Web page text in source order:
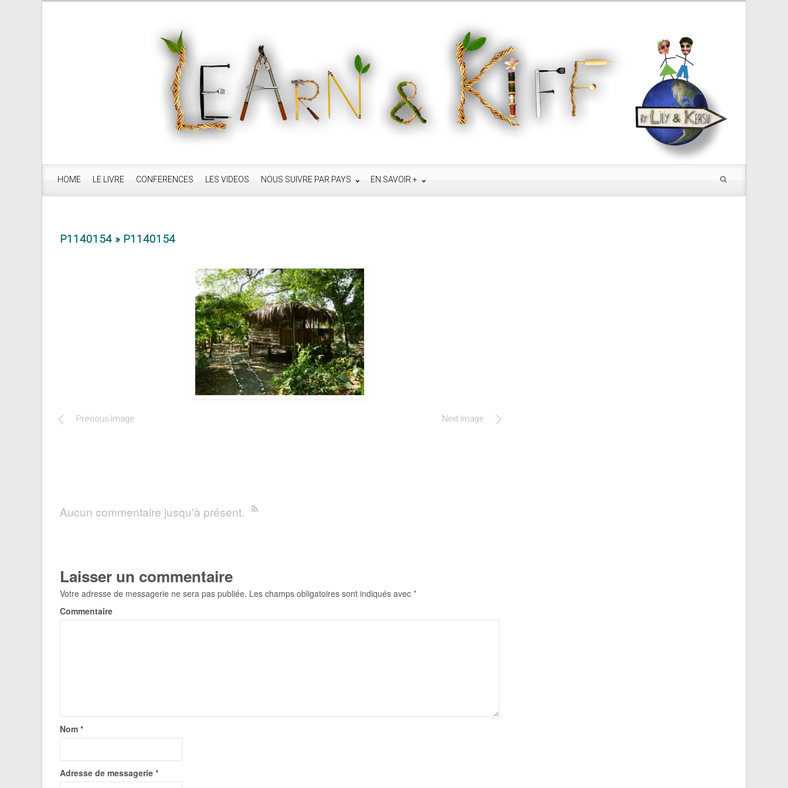
HOME LE LIVRE CONFERENCES LES VIDEOS NOUS SUIVRE PAR PAYS EN SAVOIR +
P1140154 » P1140154
Previous Image Next Image
Aucun commentaire jusqu'à présent.
Laisser un commentaire
Votre adresse de messagerie ne sera pas publiée. Les champs obligatoires sont indiqués avec *
Commentaire
Nom *
Adresse de messagerie *